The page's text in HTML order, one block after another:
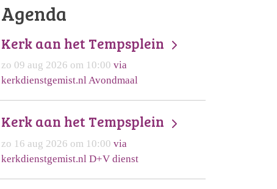
Agenda
Kerk aan het Tempsplein
zo 09 aug 2026 om 10:00 via
kerkdienstgemist.nl Avondmaal
Kerk aan het Tempsplein
zo 16 aug 2026 om 10:00 via
kerkdienstgemist.nl D+V dienst